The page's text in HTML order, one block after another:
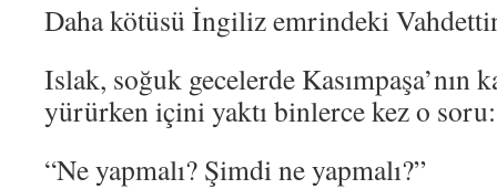
Daha kötüsü İngiliz emrindeki
Islak, soğuk gecelerde Kasımpaşa’nın
yürürken içini yaktı binlerce kez o soru:
“Ne yapmalı? Şimdi ne yapmalı?”